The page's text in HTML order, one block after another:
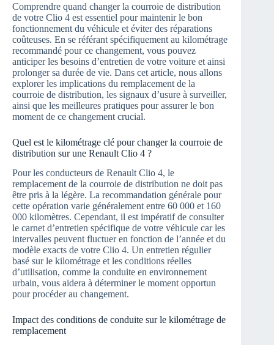
Comprendre quand changer la courroie de distribution
de votre Clio 4 est essentiel pour maintenir le bon
fonctionnement du véhicule et éviter des réparations
coûteuses. En se référant spécifiquement au kilométrage
recommandé pour ce changement, vous pouvez
anticiper les besoins d’entretien de votre voiture et ainsi
prolonger sa durée de vie. Dans cet article, nous allons
explorer les implications du remplacement de la
courroie de distribution, les signaux d’usure à surveiller,
ainsi que les meilleures pratiques pour assurer le bon
moment de ce changement crucial.
Quel est le kilométrage clé pour changer la courroie de
distribution sur une Renault Clio 4 ?
Pour les conducteurs de Renault Clio 4, le
remplacement de la courroie de distribution ne doit pas
être pris à la légère. La recommandation générale pour
cette opération varie généralement entre 60 000 et 160
000 kilomètres. Cependant, il est impératif de consulter
le carnet d’entretien spécifique de votre véhicule car les
intervalles peuvent fluctuer en fonction de l’année et du
modèle exacts de votre Clio 4. Un entretien régulier
basé sur le kilométrage et les conditions réelles
d’utilisation, comme la conduite en environnement
urbain, vous aidera à déterminer le moment opportun
pour procéder au changement.
Impact des conditions de conduite sur le kilométrage de
remplacement